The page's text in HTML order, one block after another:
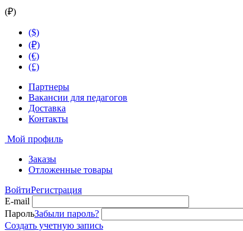
(₽)
($)
(₽)
(€)
(£)
Партнеры
Вакансии для педагогов
Доставка
Контакты
Мой профиль
Заказы
Отложенные товары
ВойтиРегистрация
E-mail
ПарольЗабыли пароль?
Создать учетную запись